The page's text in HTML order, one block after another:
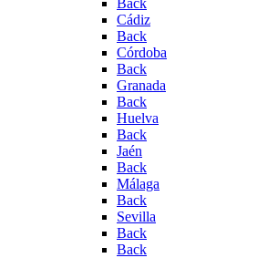
Back
Cádiz
Back
Córdoba
Back
Granada
Back
Huelva
Back
Jaén
Back
Málaga
Back
Sevilla
Back
Back